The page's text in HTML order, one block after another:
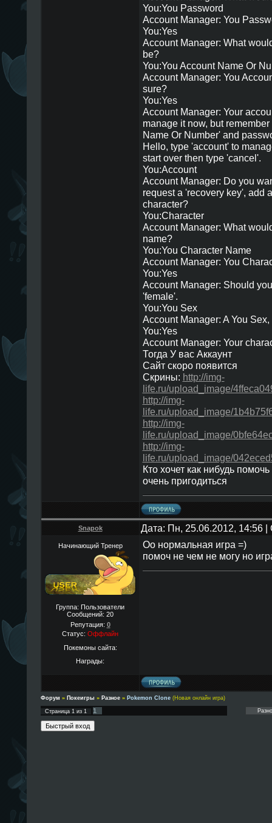
You:You Password
Account Manager: You
You:Yes
Account Manager: What
be?
You:You Account Name Or
Account Manager: You
sure?
You:Yes
Account Manager: Your
manage it now, but
Name Or Number' and
Hello, type 'account' to
start over then type 'cancel'.
You:Account
Account Manager: Do you
request a 'recovery key', add
character?
You:Character
Account Manager: What
name?
You:You Character Name
Account Manager: You
You:Yes
Account Manager: Should
'female'.
You:You Sex
Account Manager: A You
You:Yes
Account Manager: Your
Тогда У вас Аккаунт
Сайт скоро появится
Скрины: http://img-
life.ru/upload_image/
http://img-
life.ru/upload_image/
http://img-
life.ru/upload_image/
http://img-
life.ru/upload_image/
Кто хочет как нибудь
очень пригодиться
Snapok Дата: Пн, 25.06.2012, 14:56
Начинающий Тренер
Группа: Пользователи
Сообщений: 20
Репутация: 0
Статус: Оффлайн
Покемоны сайта:
Награды:
Оо нормальная игра =)
помоч не чем не могу но
Форум » Покеигры » Разное » Pokemon Clone (Новая онлайн игра)
Страница 1из 1 1